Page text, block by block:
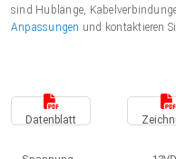
Suomi (EUR)
sind Hublänge,
Anpassungen und kontaktieren
Datenblatt